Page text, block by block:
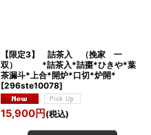
【限定3】 詰茶入 （挽家 一
双） *詰茶入*詰棗*ひきや*葉
茶漏斗*上合*開炉*口切*炉開*
[296ste10078]
15,900円 (税込)